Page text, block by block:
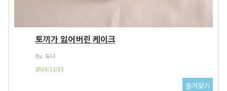
토끼가 잃어버린 케이크
By. 도나
2010/12/15